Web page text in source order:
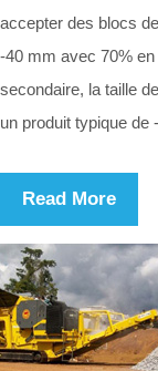
accepter des blocs
-40 mm avec 70%
secondaire, la taille
un produit typique de
Read More